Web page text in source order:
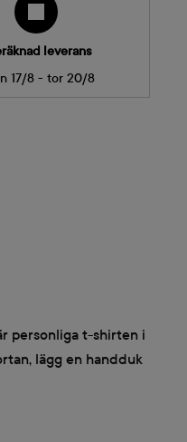
leverans
17/8 - tor 20/8
personliga t-shirten i
lägg en handduk